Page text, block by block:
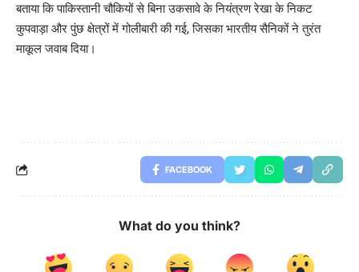
बताया कि पाकिस्‍तानी चौकियों से बिना उकसावे के नियंत्रण रेखा के निकट
कुपवाड़ा और पुंछ क्षेत्रों में गोलीबारी की गई, जिसका भारतीय सैनिकों ने तुरंत
माकूल जवाब दिया।
FACEBOOK
What do you think?